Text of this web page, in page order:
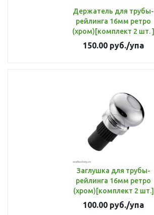
Держатель для трубы-
рейлинга 16мм ретро
(хром)[комплект 2 шт. ]
150.00 руб./упа
Заглушка для трубы-
рейлинга 16мм ретро
(хром)[комплект 2 шт.]
100.00 руб./упа